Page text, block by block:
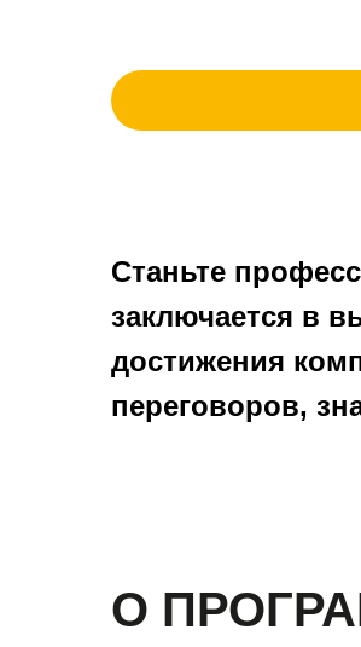
Станьте
заключается в
достижения
переговоров,
О